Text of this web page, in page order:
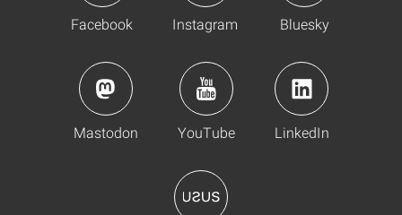
Facebook Instagram Bluesky
Mastodon YouTube LinkedIn